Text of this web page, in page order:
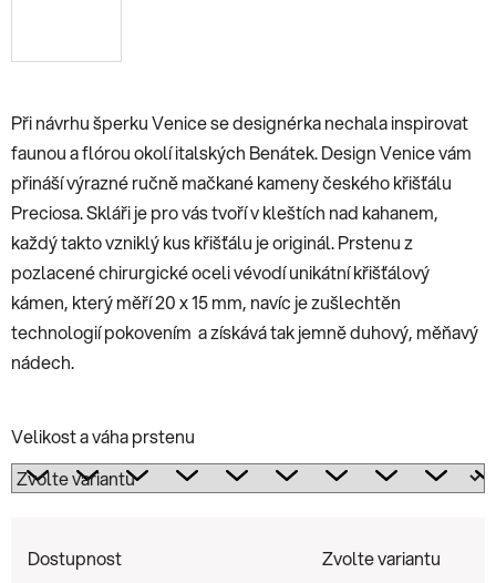
Při návrhu šperku Venice se designérka nechala inspirovat
faunou a flórou okolí italských Benátek. Design Venice vám
přináší výrazné ručně mačkané kameny českého křišťálu
Preciosa. Skláři je pro vás tvoří v kleštích nad kahanem,
každý takto vzniklý kus křišťálu je originál. Prstenu z
pozlacené chirurgické oceli vévodí unikátní křišťálový
kámen, který měří 20 x 15 mm, navíc je zušlechtěn
technologií pokovením a získává tak jemně duhový, měňavý
nádech.
Velikost a váha prstenu
Dostupnost
Zvolte variantu